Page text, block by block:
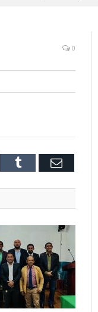
0
Tumblr Email